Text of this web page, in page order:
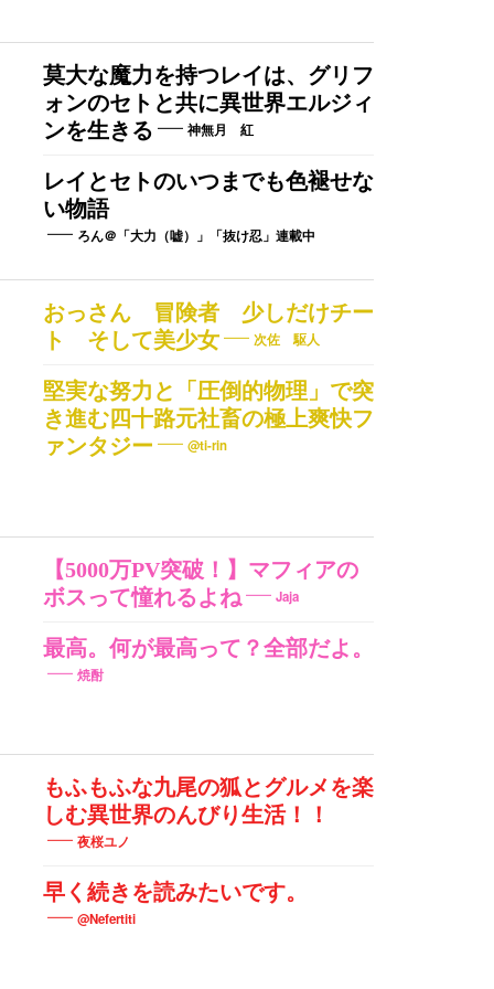
莫大な魔力を持つレイは、グリフ
ォンのセトと共に異世界エルジィ
ンを生きる
神無月 紅
レイとセトのいつまでも色褪せな
い物語
ろん＠「大力（嘘）」「抜け忍」連載中
おっさん 冒険者 少しだけチー
ト そして美少女
次佐 駆人
堅実な努力と「圧倒的物理」で突
き進む四十路元社畜の極上爽快フ
ァンタジー
@ti-rin
【5000万PV突破！】マフィアの
ボスって憧れるよね
Jaja
最高。何が最高って？全部だよ。
焼酎
もふもふな九尾の狐とグルメを楽
しむ異世界のんびり生活！！
夜桜ユノ
早く続きを読みたいです。
@Nefertiti